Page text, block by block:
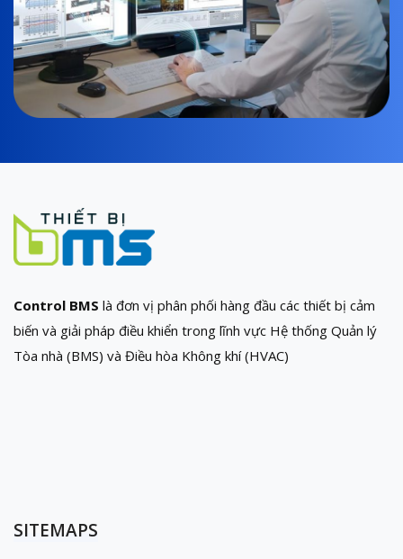
Control BMS là đơn vị phân phối hàng đầu các thiết bị cảm
biến và giải pháp điều khiển trong lĩnh vực Hệ thống Quản lý
Tòa nhà (BMS) và Điều hòa Không khí (HVAC)
SITEMAPS